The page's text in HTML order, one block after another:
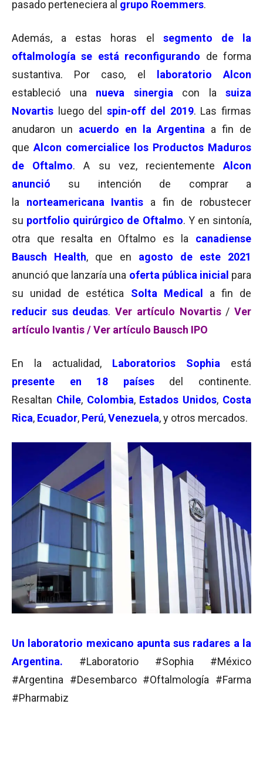
pasado perteneciera al grupo Roemmers.
Además, a estas horas el segmento de la
oftalmología se está reconfigurando de forma
sustantiva. Por caso, el
laboratorio Alcon
estableció una nueva sinergia con la suiza
Novartis luego delspin-off del 2019. Las firmas
anudaron un acuerdo en la Argentina a fin de
que Alcon comercialice los Productos Maduros
de Oftalmo. A su vez, recientementeAlcon
anunció su intención de comprar a
la norteamericana Ivantis a fin de robustecer
su portfolio quirúrgico de Oftalmo. Y en sintonía,
otra que resalta en Oftalmo es la canadiense
Bausch Health, que en agosto de este 2021
anunció que lanzaría una oferta pública inicial para
su unidad de estética Solta Medical
a fin de
reducir sus deudas.Ver artículo Novartis/Ver
artículo Ivantis/Ver artículo Bausch IPO
En la actualidad, Laboratorios Sophia está
presente en 18 países
del continente.
Resaltan Chile, Colombia,Estados Unidos, Costa
Rica, Ecuador, Perú,Venezuela, y otros mercados.
Un laboratorio mexicano apunta sus radares a la
Argentina.
#Laboratorio #Sophia #México
#Argentina #Desembarco #Oftalmología #Farma
#Pharmabiz